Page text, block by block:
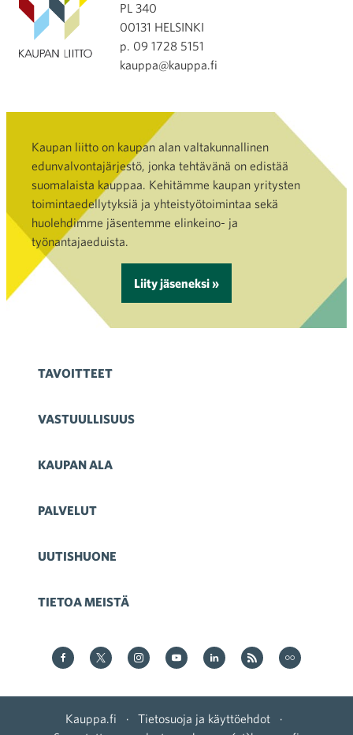
PL 340
00131 HELSINKI
p. 09 1728 5151
kauppa@kauppa.fi
Kaupan liitto on kaupan alan valtakunnallinen
edunvalvontajärjestö, jonka tehtävänä on edistää
suomalaista kauppaa. Kehitämme kaupan yritysten
toimintaedellytyksiä ja yhteistyötoimintaa sekä
huolehdimme jäsentemme elinkeino- ja
työnantajaeduista.
Liity jäseneksi »
TAVOITTEET
VASTUULLISUUS
KAUPAN ALA
PALVELUT
UUTISHUONE
TIETOA MEISTÄ
Kauppa Facebookissa
Kauppa Twitterissä
Kauppa on Instagram
Kauppa YouTubesssa
Kauppa LinkedInissä
Kauppa on RSS
Kauppa.fi · Tietosuoja ja käyttöehdot
·